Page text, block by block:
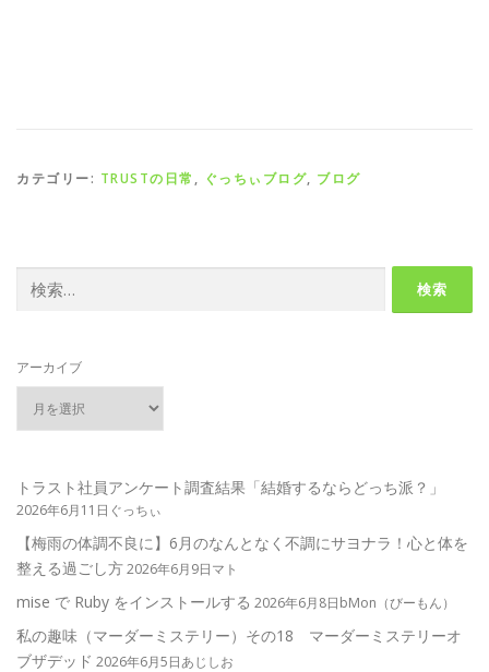
カテゴリー: TRUSTの日常 , ぐっちぃブログ, ブログ
索:
アーカイブ
トラスト社員アンケート調査結果「結婚するならどっち派？」
2026年6月11日ぐっちぃ
【梅雨の体調不良に】6月のなんとなく不調にサヨナラ！心と体を
整える過ごし方2026年6月9日マト
mise で Ruby をインストールする 2026年6月8日bMon（びーもん）
私の趣味（マーダーミステリー）その18 マーダーミステリーオ
ブザデッド 2026年6月5日あじしお